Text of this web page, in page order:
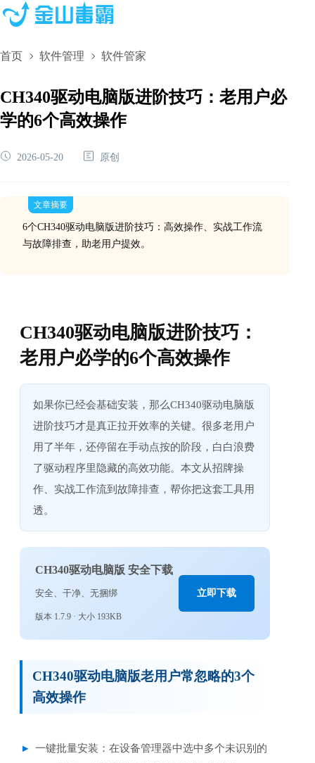
首页 软件管理 软件管家
CH340驱动电脑版进阶技巧：老用户必
学的6个高效操作
2026-05-20 原创
文章摘要
6个CH340驱动电脑版进阶技巧：高效操作、实战工作流
与故障排查，助老用户提效。
CH340驱动电脑版进阶技巧：
老用户必学的6个高效操作
如果你已经会基础安装，那么CH340驱动电脑版
进阶技巧才是真正拉开效率的关键。很多老用户
用了半年，还停留在手动点按的阶段，白白浪费
了驱动程序里隐藏的高效功能。本文从招牌操
作、实战工作流到故障排查，帮你把这套工具用
透。
CH340驱动电脑版 安全下载
安全、干净、无捆绑
版本 1.7.9 · 大小 193KB
立即下载
CH340驱动电脑版老用户常忽略的3个
高效操作
一键批量安装：在设备管理器中选中多个未识别的